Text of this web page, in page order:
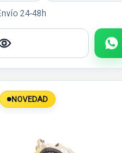
24-48h
NOVEDAD